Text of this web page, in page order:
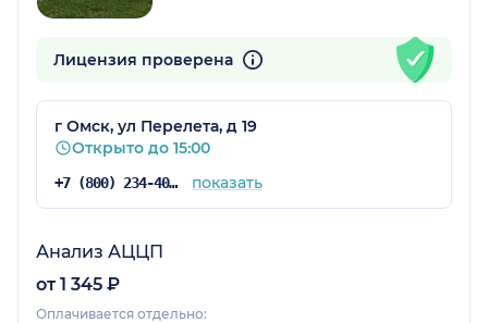
Лицензия проверена
г Омск, ул Перелета, д 19
Открыто до 15:00
+7 (800) 234-40-50 показать
Анализ АЦЦП
от 1 345 ₽
Оплачивается отдельно: